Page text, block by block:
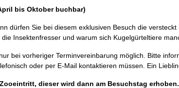
bis Oktober buchbar)
dürfen Sie bei diesem exklusiven Besuch die
Insektenfresser und warum sich Kugelgürteltiere
bei vorheriger Terminvereinbarung möglich. Bitte
oder per E-Mail kontaktieren müssen. Ein
dieser wird dann am Besuchstag